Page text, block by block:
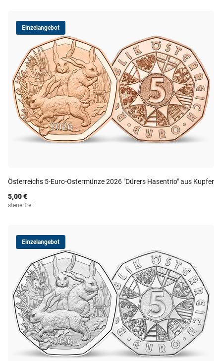
Einzelangebot
Österreichs 5-Euro-Ostermünze 2026 "Dürers Hasentrio" aus Kupfer
5,00 €
steuerfrei
Einzelangebot